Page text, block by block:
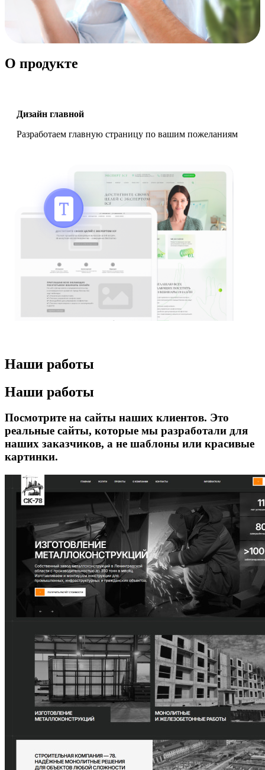
О продукте
Дизайн главной
Разработаем главную страницу по вашим пожеланиям
Наши работы
Наши работы
Посмотрите на сайты наших клиентов. Это
реальные сайты, которые мы разработали для
наших заказчиков, а не шаблоны или красивые
картинки.